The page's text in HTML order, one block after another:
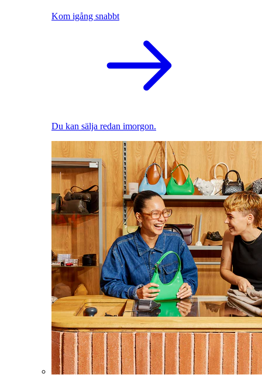
Kom igång snabbt
Du kan sälja redan imorgon.